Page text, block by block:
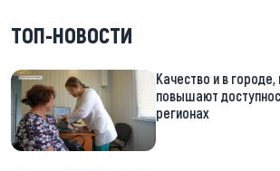
ТОП-НОВОСТИ
Качество и в
повышают
регионах